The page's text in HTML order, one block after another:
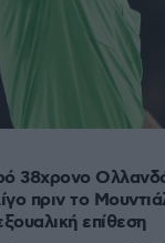
38χρονο
πριν το
επίθεση